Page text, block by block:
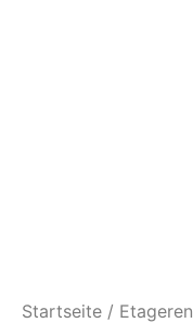
Startseite / Etageren